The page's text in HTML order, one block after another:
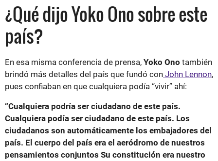
¿Qué dijo Yoko Ono sobre este
país?
En esa misma conferencia de prensa, Yoko Ono también
brindó más detalles del país que fundó con John Lennon,
pues confiaban en que cualquiera podía “vivir” ahí:
“Cualquiera podría ser ciudadano de este país.
Cualquiera podía ser ciudadano de este país. Los
ciudadanos son automáticamente los embajadores del
país. El cuerpo del país era el aeródromo de nuestros
pensamientos conjuntos Su constitución era nuestro